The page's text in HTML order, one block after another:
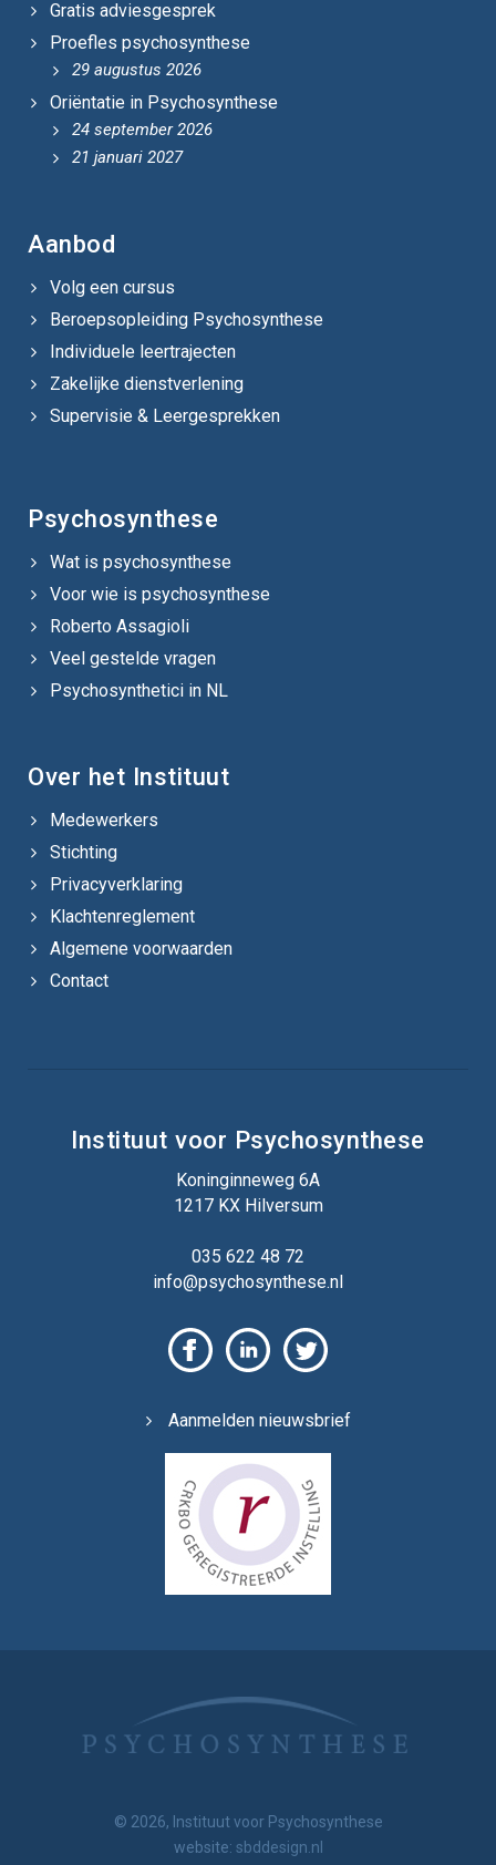
Gratis adviesgesprek
Proefles psychosynthese
29 augustus 2026
Oriëntatie in Psychosynthese
24 september 2026
21 januari 2027
Aanbod
Volg een cursus
Beroepsopleiding Psychosynthese
Individuele leertrajecten
Zakelijke dienstverlening
Supervisie & Leergesprekken
Psychosynthese
Wat is psychosynthese
Voor wie is psychosynthese
Roberto Assagioli
Veel gestelde vragen
Psychosynthetici in NL
Over het Instituut
Medewerkers
Stichting
Privacyverklaring
Klachtenreglement
Algemene voorwaarden
Contact
Instituut voor Psychosynthese
Koninginneweg 6A
1217 KX Hilversum
035 622 48 72
info@psychosynthese.nl
Aanmelden nieuwsbrief
© 2026, Instituut voor Psychosynthese
website: sbddesign.nl